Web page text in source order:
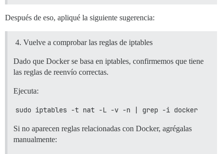
Después de eso, apliqué la siguiente sugerencia:
Vuelve a comprobar las reglas de iptables
Dado que Docker se basa en iptables, confirmemos que tiene
las reglas de reenvío correctas.
Ejecuta:
sudo iptables -t nat -L -v -n | grep -i docker
Si no aparecen reglas relacionadas con Docker, agrégalas
manualmente: